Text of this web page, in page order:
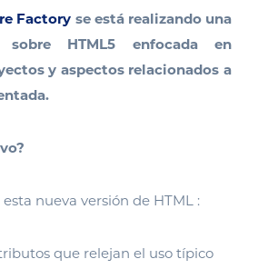
Factory se está realizando una
sobre HTML5 enfocada en
y aspectos relacionados a
nueva versión de HTML :
que relejan el uso típico